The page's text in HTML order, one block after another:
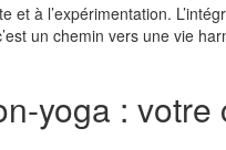
et à l’expérimentation.
un chemin vers une vie
yoga :